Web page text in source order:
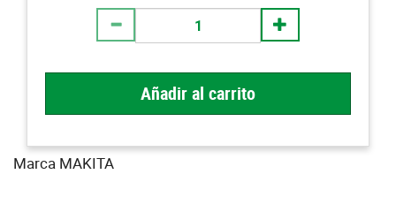
Añadir al carrito
Marca MAKITA